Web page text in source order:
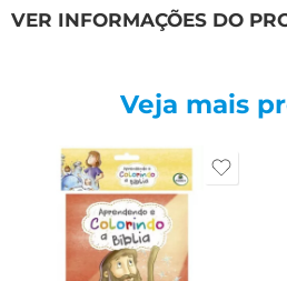
VER INFORMAÇÕES DO
Veja mais